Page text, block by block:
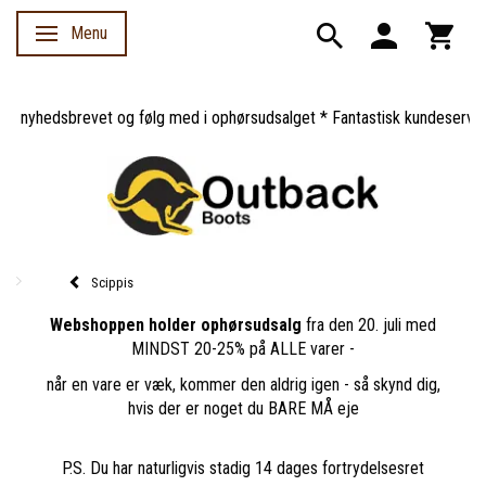
Skifte navigation
Menu
og følg med i ophørsudsalget * Fantastisk kundeservice *
Scippis
Webshoppen holder ophørsudsalg fra den 20. juli med
MINDST 20-25% på ALLE varer -
når en vare er væk, kommer den aldrig igen - så skynd dig,
hvis der er noget du BARE MÅ eje
P.S. Du har naturligvis stadig 14 dages fortrydelsesret